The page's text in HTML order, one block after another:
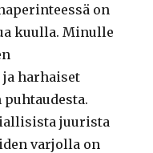
on
kuulla. Minulle
harhaiset
juurista
varjolla on